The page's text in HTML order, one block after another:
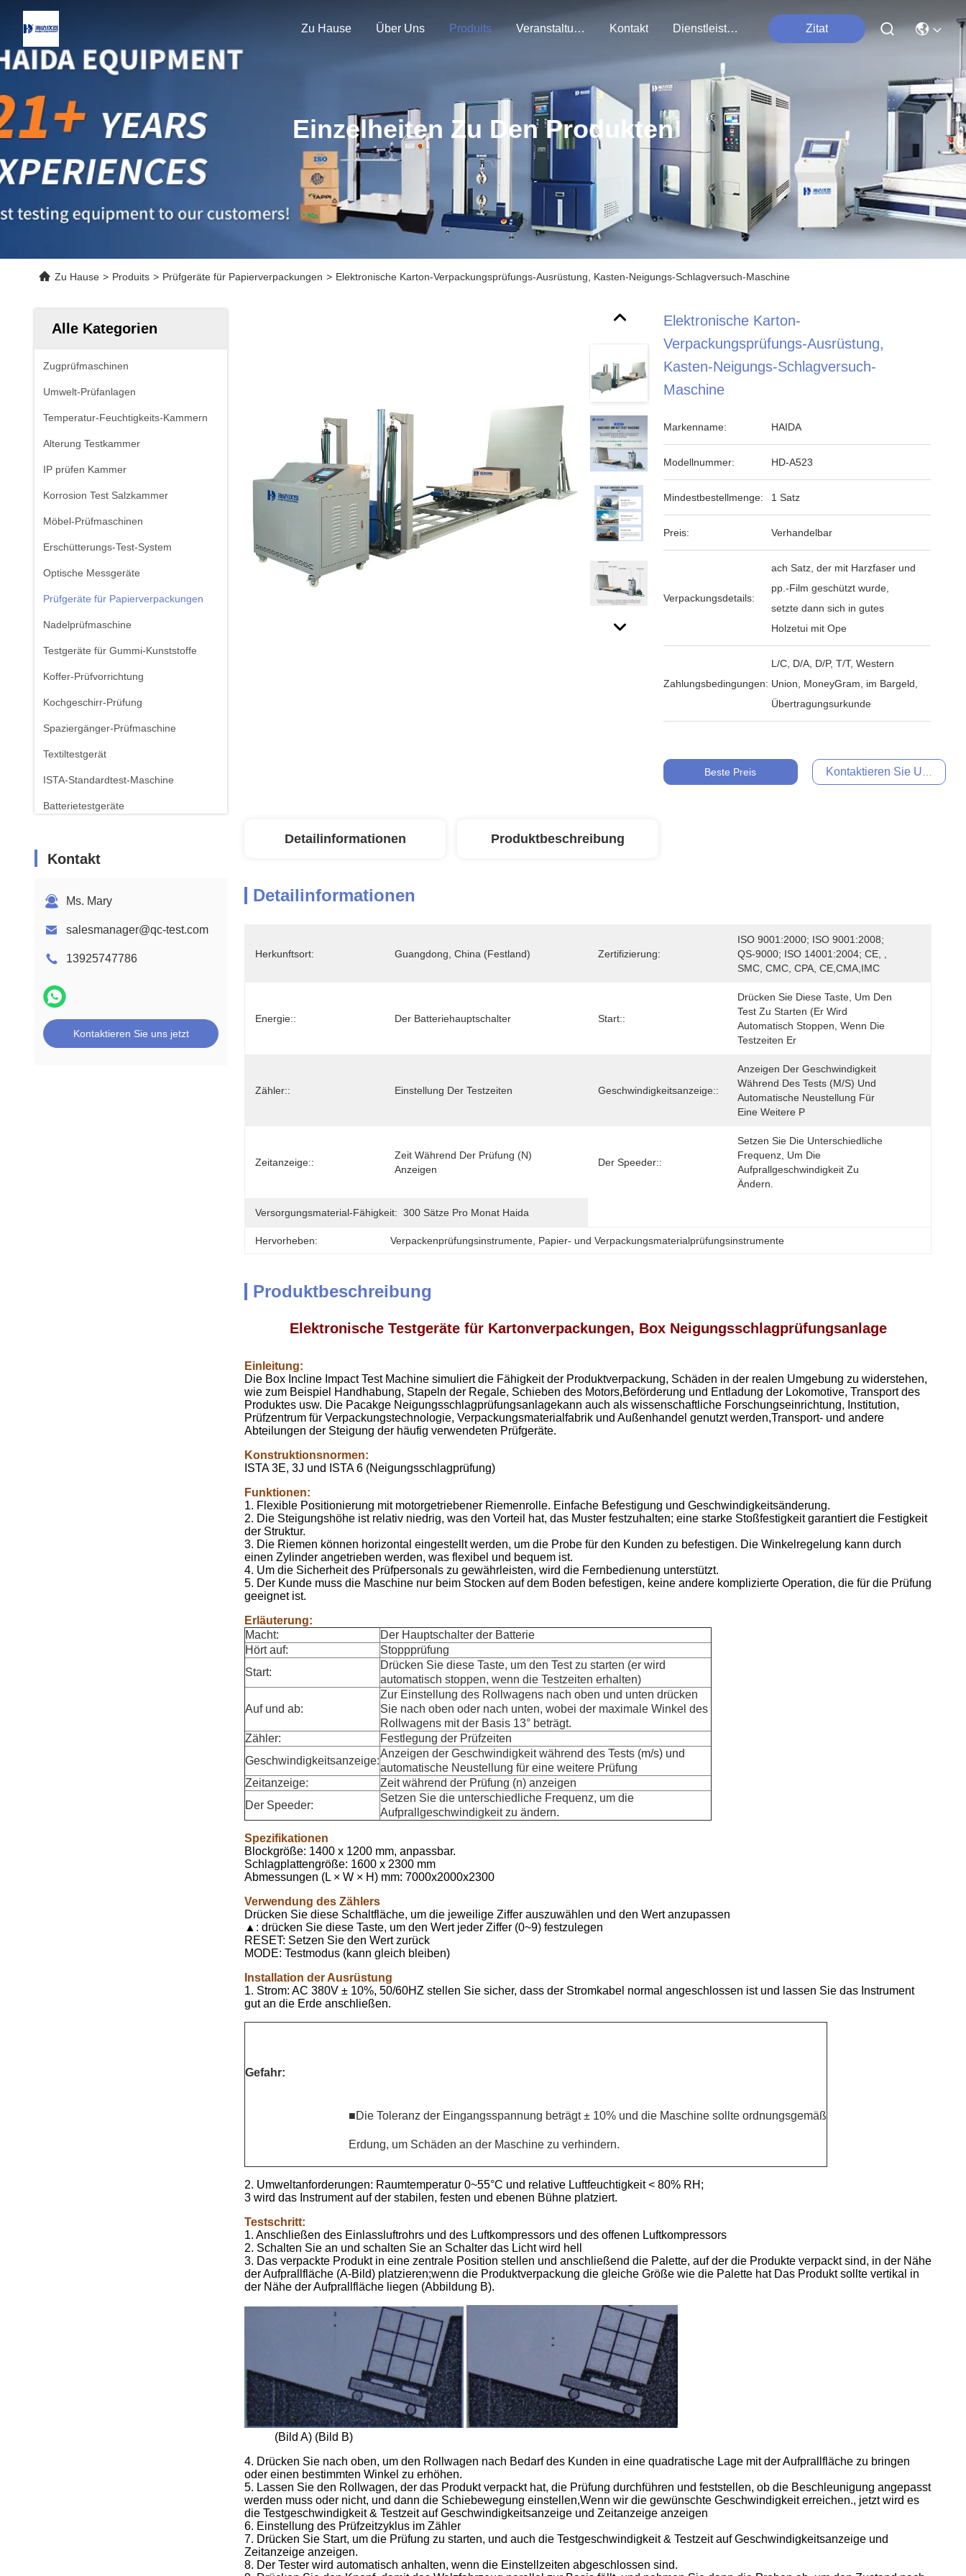
Zu Hause Über Uns Produits Veranstaltungen Kontakt Dienstleistungen Zitat
Einzelheiten Zu Den Produkten
Zu Hause > Produits > Prüfgeräte für Papierverpackungen > Elektronische Karton-Verpackungsprüfungs-Ausrüstung, Kasten-Neigungs-Schlagversuch-Maschine
Alle Kategorien
Zugprüfmaschinen
Umwelt-Prüfanlagen
Temperatur-Feuchtigkeits-Kammern
Alterung Testkammer
IP prüfen Kammer
Korrosion Test Salzkammer
Möbel-Prüfmaschinen
Erschütterungs-Test-System
Optische Messgeräte
Prüfgeräte für Papierverpackungen
Nadelprüfmaschine
Testgeräte für Gummi-Kunststoffe
Koffer-Prüfvorrichtung
Kochgeschirr-Prüfung
Spaziergänger-Prüfmaschine
Textiltestgerät
ISTA-Standardtest-Maschine
Batterietestgeräte
Ausrüstung zur Prüfung der
Kontakt
Ms. Mary
salesmanager@qc-test.com
13925747786
Kontaktieren Sie uns jetzt
Elektronische Karton-
Verpackungsprüfungs-Ausrüstung,
Kasten-Neigungs-Schlagversuch-
Maschine
Markenname: HAIDA
Modellnummer: HD-A523
Mindestbestellmenge: 1 Satz
Preis: Verhandelbar
Verpackungsdetails:
ach Satz, der mit Harzfaser und
pp.-Film geschützt wurde,
setzte dann sich in gutes
Holzetui mit Ope
Zahlungsbedingungen:
L/C, D/A, D/P, T/T, Western
Union, MoneyGram, im Bargeld,
Übertragungsurkunde
Beste Preis Kontaktieren Sie Uns Jetzt
Detailinformationen Produktbeschreibung
Detailinformationen
Herkunftsort: Guangdong, China (Festland) Zertifizierung:
ISO 9001:2000; ISO 9001:2008;
QS-9000; ISO 14001:2004; CE, ,
SMC, CMC, CPA, CE,CMA,IMC
Energie:: Der Batteriehauptschalter Start::
Drücken Sie Diese Taste, Um Den
Test Zu Starten (er Wird
Automatisch Stoppen, Wenn Die
Testzeiten Er
Zähler:: Einstellung Der Testzeiten Geschwindigkeitsanzeige::
Anzeigen Der Geschwindigkeit
Während Des Tests (m/s) Und
Automatische Neustellung Für
Eine Weitere P
Zeitanzeige::
Zeit Während Der Prüfung (n)
Anzeigen
Der Speeder::
Setzen Sie Die Unterschiedliche
Frequenz, Um Die
Aufprallgeschwindigkeit Zu
Ändern.
Versorgungsmaterial-Fähigkeit: 300 Sätze Pro Monat Haida
Hervorheben: Verpackenprüfungsinstrumente Papier- und Verpackungsmaterialprüfungsinstrumente
Produktbeschreibung
Elektronische Testgeräte für Kartonverpackungen, Box Neigungsschlagprüfungsanlage
Einleitung:
Die Box Incline Impact Test Machine simuliert die Fähigkeit der Produktverpackung, Schäden in der realen Umgebung zu widerstehen,
wie zum Beispiel Handhabung, Stapeln der Regale, Schieben des Motors,Beförderung und Entladung der Lokomotive, Transport des
Produktes usw. Die Pacakge Neigungsschlagprüfungsanlagekann auch als wissenschaftliche Forschungseinrichtung, Institution,
Prüfzentrum für Verpackungstechnologie, Verpackungsmaterialfabrik und Außenhandel genutzt werden,Transport- und andere
Abteilungen der Steigung der häufig verwendeten Prüfgeräte.
Konstruktionsnormen:
ISTA 3E, 3J und ISTA 6 (Neigungsschlagprüfung)
Funktionen:
1. Flexible Positionierung mit motorgetriebener Riemenrolle. Einfache Befestigung und Geschwindigkeitsänderung.
2. Die Steigungshöhe ist relativ niedrig, was den Vorteil hat, das Muster festzuhalten; eine starke Stoßfestigkeit garantiert die Festigkeit
der Struktur.
3. Die Riemen können horizontal eingestellt werden, um die Probe für den Kunden zu befestigen. Die Winkelregelung kann durch
einen Zylinder angetrieben werden, was flexibel und bequem ist.
4. Um die Sicherheit des Prüfpersonals zu gewährleisten, wird die Fernbedienung unterstützt.
5. Der Kunde muss die Maschine nur beim Stocken auf dem Boden befestigen, keine andere komplizierte Operation, die für die Prüfung
geeignet ist.
Erläuterung:
Macht:
Der Hauptschalter der Batterie
Hört auf:
Stoppprüfung
Start:
Drücken Sie diese Taste, um den Test zu starten (er wird
automatisch stoppen, wenn die Testzeiten erhalten)
Auf und ab:
Zur Einstellung des Rollwagens nach oben und unten drücken
Sie nach oben oder nach unten, wobei der maximale Winkel des
Rollwagens mit der Basis 13° beträgt.
Zähler:
Festlegung der Prüfzeiten
Geschwindigkeitsanzeige:
Anzeigen der Geschwindigkeit während des Tests (m/s) und
automatische Neustellung für eine weitere Prüfung
Zeitanzeige:
Zeit während der Prüfung (n) anzeigen
Der Speeder:
Setzen Sie die unterschiedliche Frequenz, um die
Aufprallgeschwindigkeit zu ändern.
Spezifikationen
Blockgröße: 1400 x 1200 mm, anpassbar.
Schlagplattengröße: 1600 x 2300 mm
Abmessungen (L × W × H) mm: 7000x2000x2300
Verwendung des Zählers
Drücken Sie diese Schaltfläche, um die jeweilige Ziffer auszuwählen und den Wert anzupassen
▲: drücken Sie diese Taste, um den Wert jeder Ziffer (0~9) festzulegen
RESET: Setzen Sie den Wert zurück
MODE: Testmodus (kann gleich bleiben)
Installation der Ausrüstung
1. Strom: AC 380V ± 10%, 50/60HZ stellen Sie sicher, dass der Stromkabel normal angeschlossen ist und lassen Sie das Instrument
gut an die Erde anschließen.
Gefahr:
■Die Toleranz der Eingangsspannung beträgt ± 10% und die Maschine sollte ordnungsgemäß
Erdung, um Schäden an der Maschine zu verhindern.
2. Umweltanforderungen: Raumtemperatur 0~55°C und relative Luftfeuchtigkeit < 80% RH;
3 wird das Instrument auf der stabilen, festen und ebenen Bühne platziert.
Testschritt:
1. Anschließen des Einlassluftrohrs und des Luftkompressors und des offenen Luftkompressors
2. Schalten Sie an und schalten Sie an Schalter das Licht wird hell
3. Das verpackte Produkt in eine zentrale Position stellen und anschließend die Palette, auf der die Produkte verpackt sind, in der Nähe
der Aufprallfläche (A-Bild) platzieren;wenn die Produktverpackung die gleiche Größe wie die Palette hat Das Produkt sollte vertikal in
der Nähe der Aufprallfläche liegen (Abbildung B).
(Bild A) (Bild B)
4. Drücken Sie nach oben, um den Rollwagen nach Bedarf des Kunden in eine quadratische Lage mit der Aufprallfläche zu bringen
oder einen bestimmten Winkel zu erhöhen.
5. Lassen Sie den Rollwagen, der das Produkt verpackt hat, die Prüfung durchführen und feststellen, ob die Beschleunigung angepasst
werden muss oder nicht, und dann die Schiebewegung einstellen,Wenn wir die gewünschte Geschwindigkeit erreichen., jetzt wird es
die Testgeschwindigkeit & Testzeit auf Geschwindigkeitsanzeige und Zeitanzeige anzeigen
6. Einstellung des Prüfzeitzyklus im Zähler
7. Drücken Sie Start, um die Prüfung zu starten, und auch die Testgeschwindigkeit & Testzeit auf Geschwindigkeitsanzeige und
Zeitanzeige anzeigen.
8. Der Tester wird automatisch anhalten, wenn die Einstellzeiten abgeschlossen sind.